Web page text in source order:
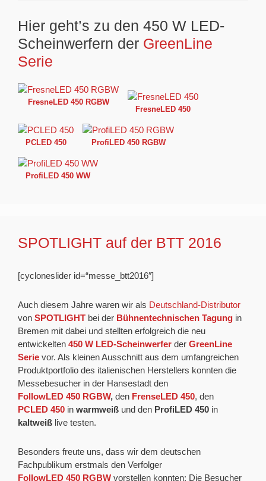
Hier geht’s zu den 450 W LED-
Scheinwerfern der GreenLine
Serie
FresneLED 450 RGBW
FresneLED 450
PCLED 450 ProfiLED 450 RGBW
ProfiLED 450 WW
SPOTLIGHT auf der BTT 2016
[cycloneslider id=“messe_btt2016″]
Auch diesem Jahre waren wir als Deutschland-Distributor
von SPOTLIGHT bei der Bühnentechnischen Tagung in
Bremen mit dabei und stellten erfolgreich die neu
entwickelten 450 W LED-Scheinwerfer der GreenLine
Serie vor. Als kleinen Ausschnitt aus dem umfangreichen
Produktportfolio des italienischen Herstellers konnten die
Messebesucher in der Hansestadt den
FollowLED 450 RGBW, den FrenseLED 450, den
PCLED 450 in warmweiß und den ProfiLED 450 in
kaltweiß live testen.
Besonders freute uns, dass wir dem deutschen
Fachpublikum erstmals den Verfolger
FollowLED 450 RGBW vorstellen konnten: Die Besucher